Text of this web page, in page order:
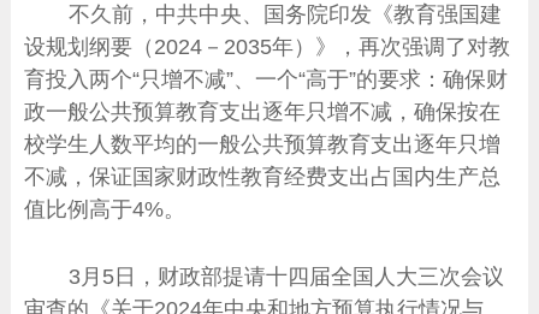
不久前，中共中央、国务院印发《教育强国建
设规划纲要（2024－2035年）》，再次强调了对教
育投入两个“只增不减”、一个“高于”的要求：确保财
政一般公共预算教育支出逐年只增不减，确保按在
校学生人数平均的一般公共预算教育支出逐年只增
不减，保证国家财政性教育经费支出占国内生产总
值比例高于4%。
3月5日，财政部提请十四届全国人大三次会议
审查的《关于2024年中央和地方预算执行情况与